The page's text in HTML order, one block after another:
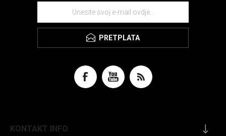
PRETPLATA
KONTAKT INFO